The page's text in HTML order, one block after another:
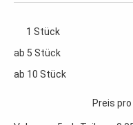
1 Stück
ab 5 Stück
ab 10 Stück
Preis